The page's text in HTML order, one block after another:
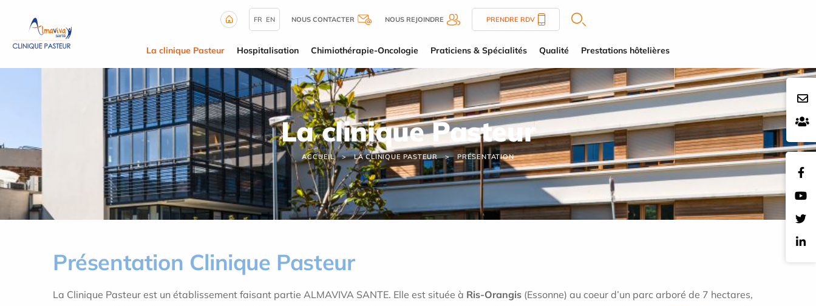
FR EN NOUS CONTACTER NOUS REJOINDRE PRENDRE RDV
La clinique Pasteur Hospitalisation Chimiothérapie-Oncologie Praticiens & Spécialités Qualité Prestations hôtelières
La clinique Pasteur
ACCUEIL LA CLINIQUE PASTEUR PRÉSENTATION
Présentation Clinique Pasteur
La Clinique Pasteur est un établissement faisant partie ALMAVIVA SANTE. Elle est située à Ris-Orangis (Essonne) au coeur d’un parc arboré de 7 hectares,